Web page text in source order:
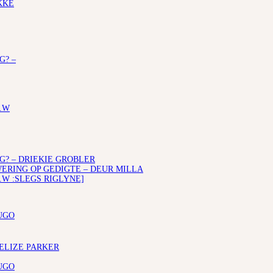
–
– DRIEKIE GROBLER
OP GEDIGTE – DEUR MILLA
:SLEGS RIGLYNE]
PARKER